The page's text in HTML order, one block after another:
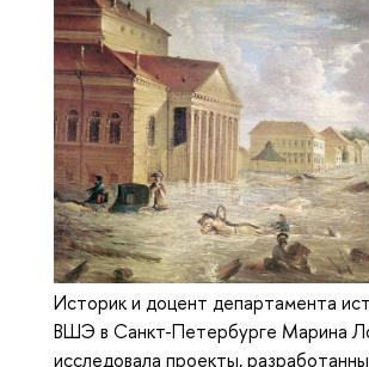
Историк и доцент департамента
ВШЭ в Санкт-Петербурге Марина
исследовала проекты,